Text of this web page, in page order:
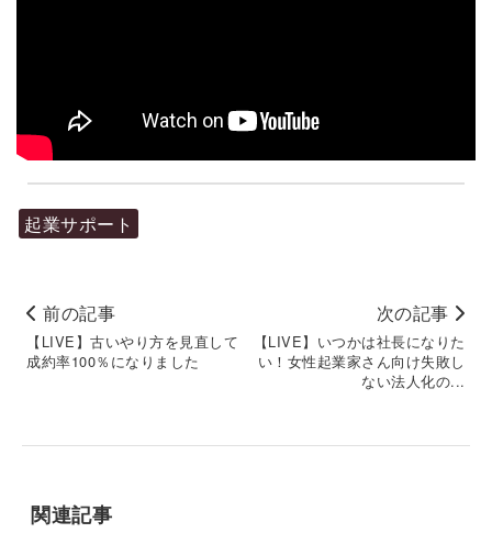
起業サポート
前の記事
【LIVE】古いやり方を見直して
成約率100％になりました
次の記事
【LIVE】いつかは社長になりた
い！女性起業家さん向け失敗し
ない法人化の...
関連記事